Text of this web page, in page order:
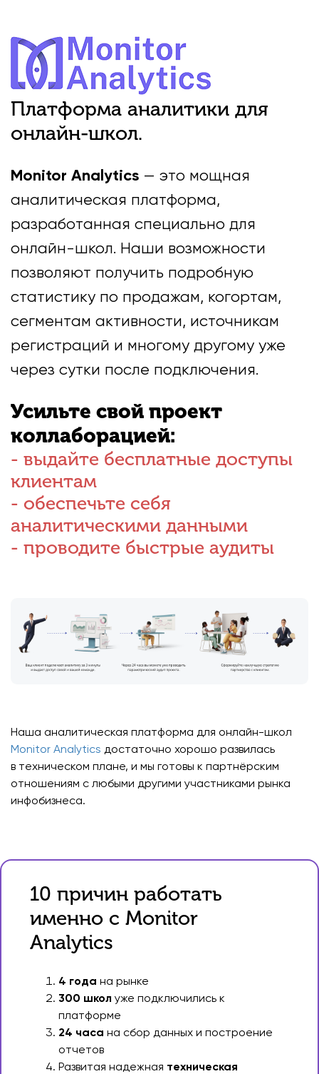
Платформа аналитики для
онлайн-школ.
Monitor Analytics — это мощная
аналитическая платформа,
разработанная специально для
онлайн-школ. Наши возможности
позволяют получить подробную
статистику по продажам, когортам,
сегментам активности, источникам
регистраций и многому другому уже
через сутки после подключения.
Усильте свой проект
коллаборацией:
- выдайте бесплатные доступы
клиентам
- обеспечьте себя
аналитическими данными
- проводите быстрые аудиты
Наша аналитическая платформа для онлайн-школ
Monitor Analytics достаточно хорошо развилась
в техническом плане, и мы готовы к партнёрским
отношениям с любыми другими участниками рынка
инфобизнеса.
10 причин работать
именно с Monitor
Analytics
4 года на рынке
300 школ уже подключились к
платформе
24 часа на сбор данных и построение
отчетов
Развитая надежная техническая